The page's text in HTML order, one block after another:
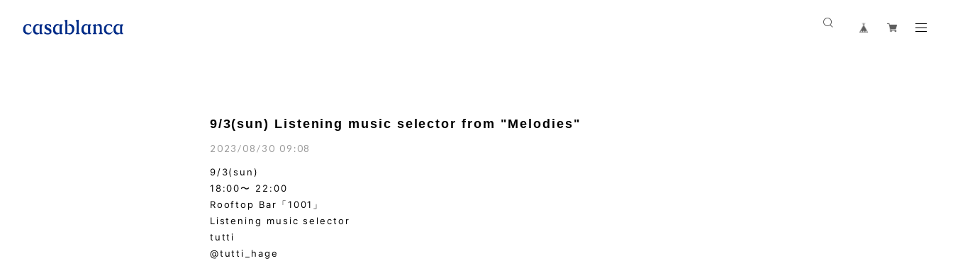
9/3(sun) Listening music selector from "Melodies"
2023/08/30 09:08
9/3(sun)
18:00〜 22:00
Rooftop Bar「1001」
Listening music selector
tutti
@tutti_hage